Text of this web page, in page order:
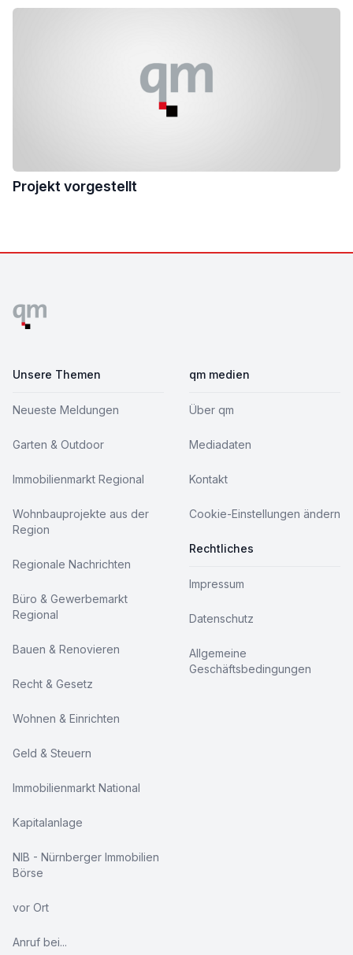
Projekt vorgestellt
Unsere Themen
Neueste Meldungen
Garten & Outdoor
Immobilienmarkt Regional
Wohnbauprojekte aus der
Region
Regionale Nachrichten
Büro & Gewerbemarkt
Regional
Bauen & Renovieren
Recht & Gesetz
Wohnen & Einrichten
Geld & Steuern
Immobilienmarkt National
Kapitalanlage
NIB - Nürnberger Immobilien
Börse
vor Ort
Anruf bei...
qm medien
Über qm
Mediadaten
Kontakt
Cookie-Einstellungen ändern
Rechtliches
Impressum
Datenschutz
Allgemeine
Geschäftsbedingungen